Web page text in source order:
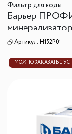
Фильтр для воды
Барьер
Артикул: Н152Р01
МОЖНО ЗАКАЗАТЬ С